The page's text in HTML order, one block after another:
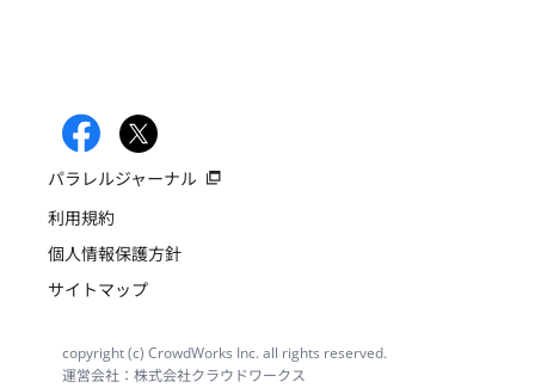
パラレルジャーナル
利用規約
個人情報保護方針
サイトマップ
copyright (c) CrowdWorks Inc. all rights reserved.
運営会社：株式会社クラウドワークス